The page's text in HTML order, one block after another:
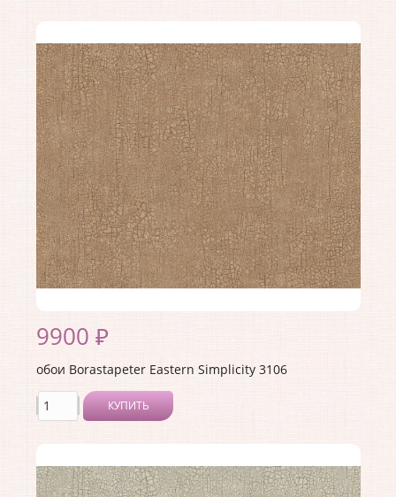
Коллекция:
Eastern Simplicity
Длина рулона:10.05
Ширина рулона:0.53
Материал покрытия:Без покрытия
Страна:Швеция
Материал основы: Флизелин
Раппорт:<>
9900 ₽
обои Borastapeter Eastern Simplicity 3106
КУПИТЬ
Производитель:Borastapeter
Коллекция:
Eastern Simplicity
Длина рулона:10.05
Ширина рулона:0.53